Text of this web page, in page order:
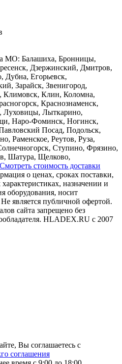
МО: Балашиха, Бронницы,
Дзержинский, Дмитров,
Дубна, Егорьевск,
Зарайск, Звенигород,
Климовск, Клин, Коломна,
Краснознаменск,
Луховицы, Лыткарино,
Наро-Фоминск, Ногинск,
Посад, Подольск,
Раменское, Реутов, Руза,
Ступино, Фрязино,
Шатура, Щелково,
Смотреть стоимость доставки
о ценах, сроках поставки,
назначении и
оборудования, носит
является публичной офертой.
сайта запрещено без
HLADEX.RU c 2007
Вы соглашаетесь с
соглашения